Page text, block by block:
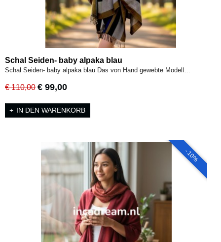
Schal Seiden- baby alpaka blau
Schal Seiden- baby alpaka blau Das von Hand gewebte Modell…
€ 110,00 € 99,00
IN DEN WARENKORB
- 10%